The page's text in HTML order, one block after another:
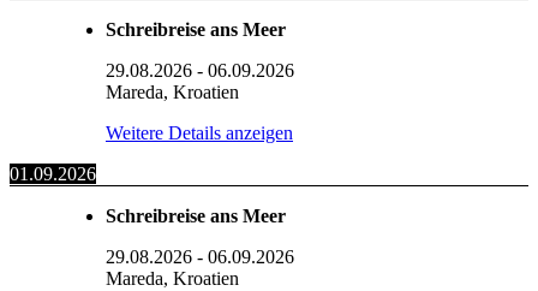
Schreibreise ans Meer
29.08.2026 - 06.09.2026
Mareda, Kroatien
Weitere Details anzeigen
01.09.2026
Schreibreise ans Meer
29.08.2026 - 06.09.2026
Mareda, Kroatien